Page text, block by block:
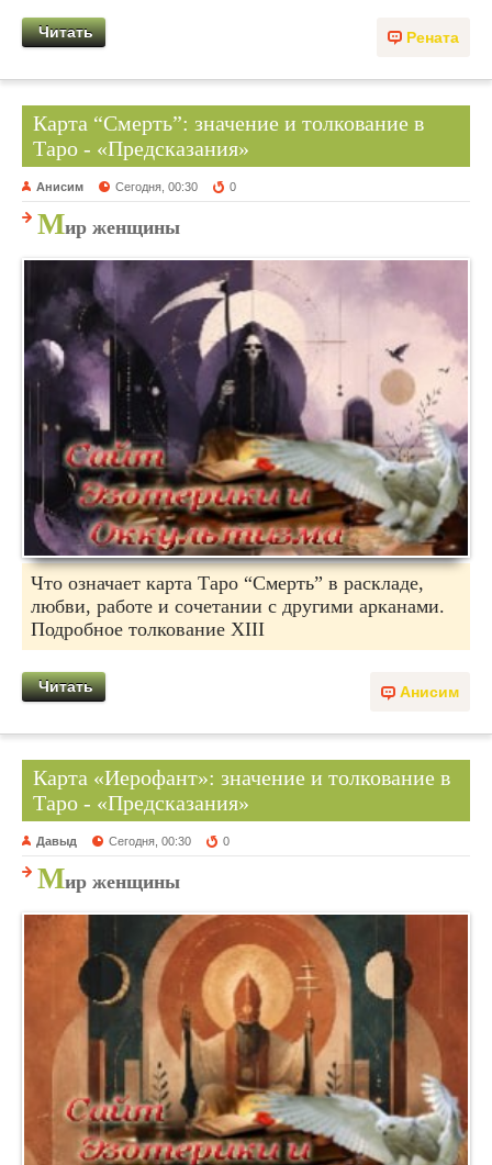
Рената
Читать
Карта “Смерть”: значение и толкование в
Таро - «Предсказания»
Анисим Сегодня, 00:30 0
Мир женщины
Что означает карта Таро “Смерть” в раскладе,
любви, работе и сочетании с другими арканами.
Подробное толкование XIII
Анисим
Читать
Карта «Иерофант»: значение и толкование в
Таро - «Предсказания»
Давыд Сегодня, 00:30 0
Мир женщины